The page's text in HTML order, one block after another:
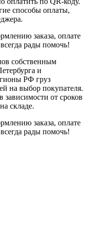
способы оплаты,
заказа, оплате
рады помочь!
собственным
и
РФ груз
на выбор покупателя.
от сроков
складе.
заказа, оплате
рады помочь!